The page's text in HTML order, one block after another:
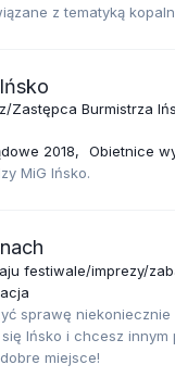
z tematyką
Zastępca Burmistrza
2018
Obietnice
MiG Ińsko.
festiwale/imprezy/
sprawę niekoniecznie
Ińsko i chcesz innym
miejsce!